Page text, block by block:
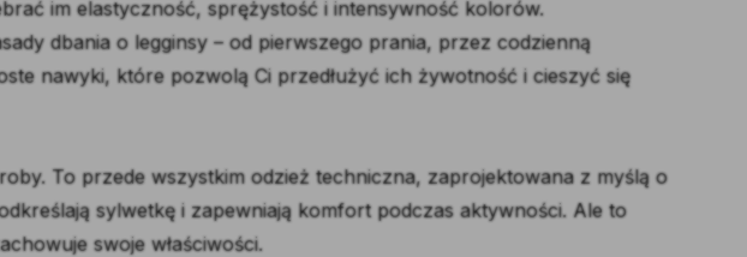
im elastyczność, sprężystość i intensywność kolorów.
dbania o legginsy – od pierwszego prania, przez codzienną
nawyki, które pozwolą Ci przedłużyć ich żywotność i cieszyć się
To przede wszystkim odzież techniczna, zaprojektowana z myślą o
sylwetkę i zapewniają komfort podczas aktywności. Ale to
swoje właściwości.